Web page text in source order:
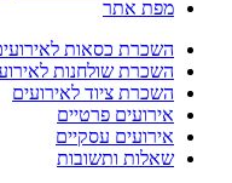
מפת אתר
השכרת כסאות לאירועים
השכרת שולחנות לאירועים
השכרת ציוד לאירועים
אירועים פרטיים
אירועים עסקיים
שאלות ותשובות